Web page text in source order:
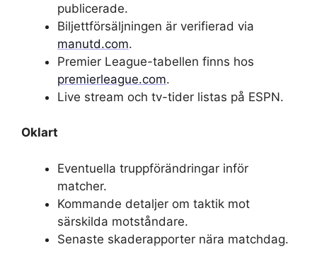
publicerade.
Biljettförsäljningen är verifierad via
manutd.com.
Premier League-tabellen finns hos
premierleague.com.
Live stream och tv-tider listas på ESPN.
Oklart
Eventuella truppförändringar inför
matcher.
Kommande detaljer om taktik mot
särskilda motståndare.
Senaste skaderapporter nära matchdag.